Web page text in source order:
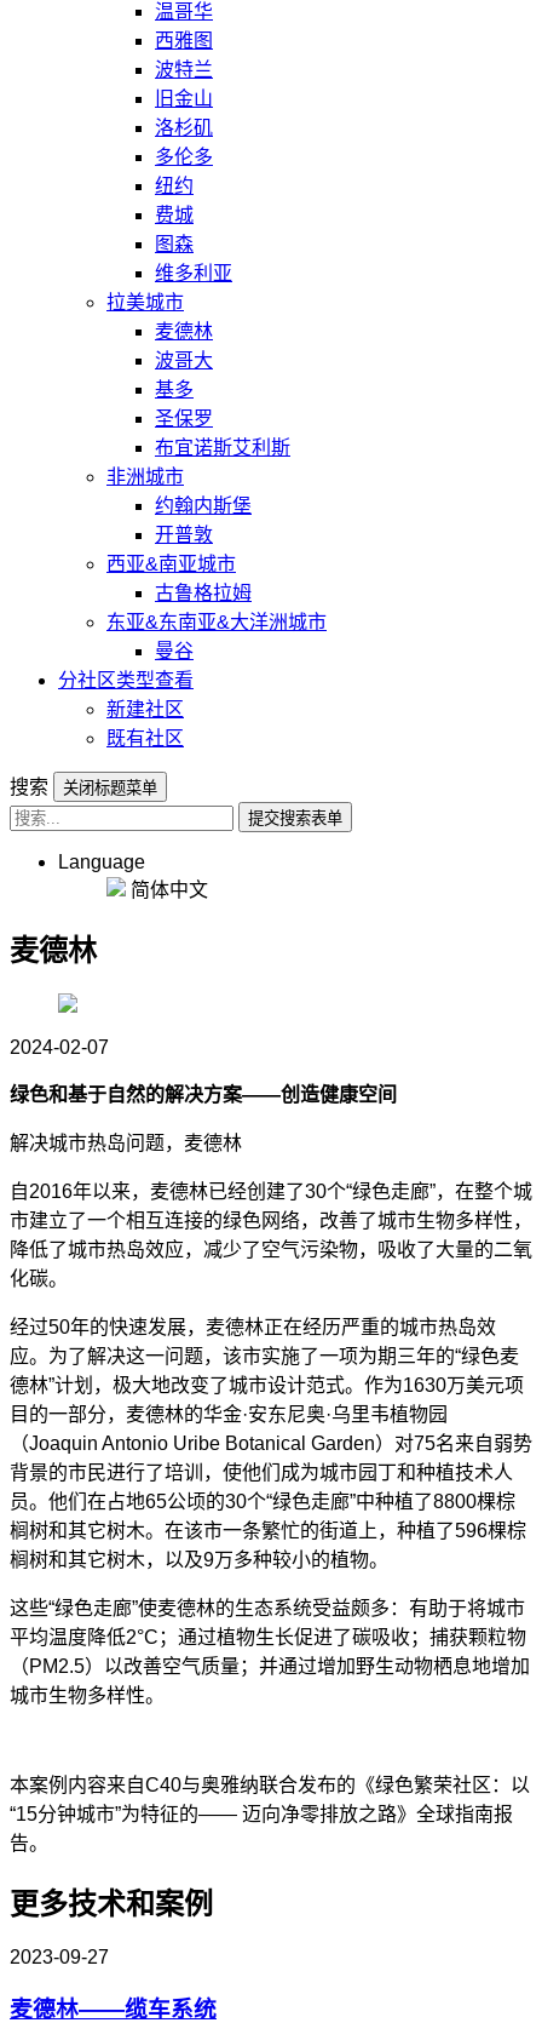
温哥华
西雅图
波特兰
旧金山
洛杉矶
多伦多
纽约
费城
图森
维多利亚
拉美城市
麦德林
波哥大
基多
圣保罗
布宜诺斯艾利斯
非洲城市
约翰内斯堡
开普敦
西亚&南亚城市
古鲁格拉姆
东亚&东南亚&大洋洲城市
曼谷
分社区类型查看
新建社区
既有社区
搜索
关闭标题菜单
提交搜索表单
Language
简体中文
麦德林
2024-02-07
绿色和基于自然的解决方案——创造健康空间
解决城市热岛问题，麦德林
自2016年以来，麦德林已经创建了30个“绿色走廊”，在整个城
市建立了一个相互连接的绿色网络，改善了城市生物多样性，
降低了城市热岛效应，减少了空气污染物，吸收了大量的二氧
化碳。
经过50年的快速发展，麦德林正在经历严重的城市热岛效
应。为了解决这一问题，该市实施了一项为期三年的“绿色麦
德林”计划，极大地改变了城市设计范式。作为1630万美元项
目的一部分，麦德林的华金·安东尼奥·乌里韦植物园
（Joaquin Antonio Uribe Botanical Garden）对75名来自弱势
背景的市民进行了培训，使他们成为城市园丁和种植技术人
员。他们在占地65公顷的30个“绿色走廊”中种植了8800棵棕
榈树和其它树木。在该市一条繁忙的街道上，种植了596棵棕
榈树和其它树木，以及9万多种较小的植物。
这些“绿色走廊”使麦德林的生态系统受益颇多：有助于将城市
平均温度降低2°C；通过植物生长促进了碳吸收；捕获颗粒物
（PM2.5）以改善空气质量；并通过增加野生动物栖息地增加
城市生物多样性。
本案例内容来自C40与奥雅纳联合发布的《绿色繁荣社区：以
“15分钟城市”为特征的—— 迈向净零排放之路》全球指南报
告。
更多技术和案例
2023-09-27
麦德林——缆车系统